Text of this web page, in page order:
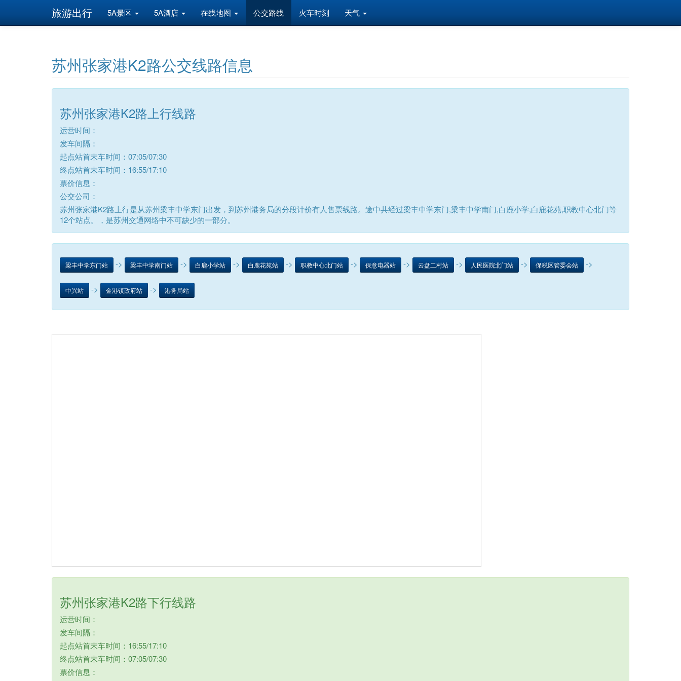
旅游出行 5A景区 5A酒店 在线地图 公交路线 火车时刻 天气
苏州张家港K2路公交线路信息
苏州张家港K2路上行线路
运营时间：
发车间隔：
起点站首末车时间：07:05/07:30
终点站首末车时间：16:55/17:10
票价信息：
公交公司：
苏州张家港K2路上行是从苏州梁丰中学东门出发，到苏州港务局的分段计价有人售票线路。途中共经过梁丰中学东门,梁丰中学南门,白鹿小学,白鹿花苑,职教中心北门等
12个站点。，是苏州交通网络中不可缺少的一部分。
梁丰中学东门站 -> 梁丰中学南门站 -> 白鹿小学站 -> 白鹿花苑站 -> 职教中心北门站 -> 保意电器站 -> 云盘二村站 -> 人民医院北门站 -> 保税区管委会站 ->
中兴站 -> 金港镇政府站 -> 港务局站
苏州张家港K2路下行线路
运营时间：
发车间隔：
起点站首末车时间：16:55/17:10
终点站首末车时间：07:05/07:30
票价信息：